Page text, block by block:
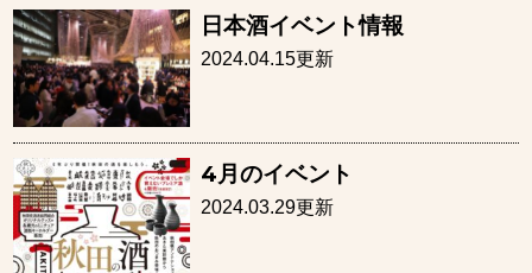
日本酒イベント情報
2024.04.15更新
4月のイベント
2024.03.29更新